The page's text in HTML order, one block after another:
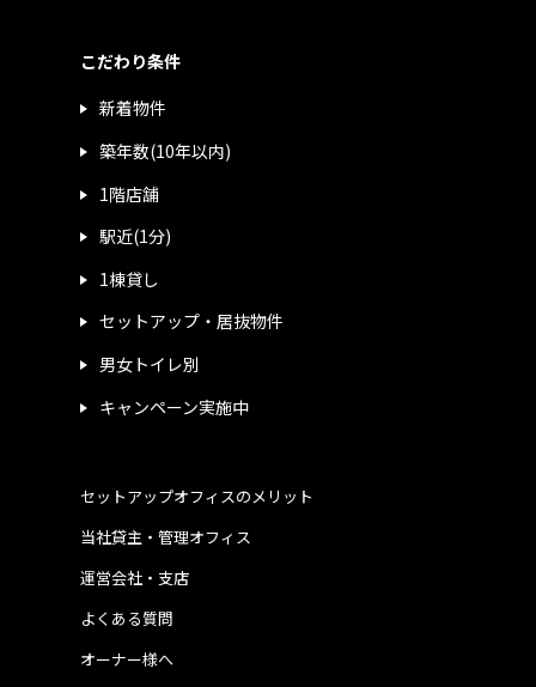
こだわり条件
新着物件
築年数(10年以内)
1階店舗
駅近(1分)
1棟貸し
セットアップ・居抜物件
男女トイレ別
キャンペーン実施中
運営会社・支店
よくある質問
当社貸主・管理オフィス
オーナー様へ
セットアップオフィスのメリット